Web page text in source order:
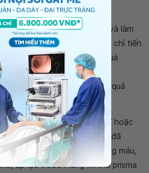
máu nặng DIC.
huyết tương từ 8h-24h và làm
ngày. Từ ngày thứ 4 trở đi, chỉ tiến
Bilirubin gia tăng vượt quá
quá ngưỡng 15mg/dl trở
mức Bilirubin gia tăng trở lại quá
phải làm lại MARS.
thay huyết tương, bác sĩ hoặc
dõi các thông số kỹ thuật đã
số thực tế về tốc độ dòng máu,
áp lực trước màng MARS prisma